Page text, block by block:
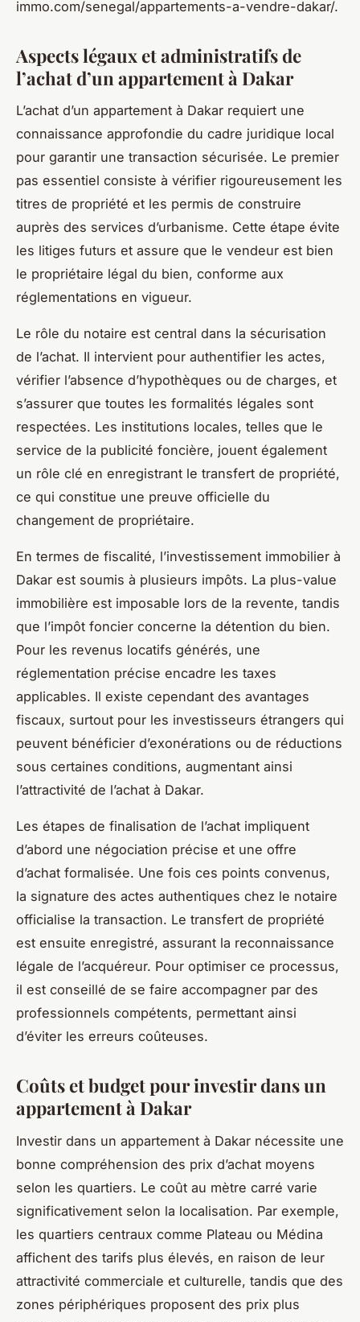
immo.com/senegal/appartements-a-vendre-dakar/.
Aspects légaux et administratifs de
l’achat d’un appartement à Dakar
L’achat d’un appartement à Dakar requiert une
connaissance approfondie du cadre juridique local
pour garantir une transaction sécurisée. Le premier
pas essentiel consiste à vérifier rigoureusement les
titres de propriété et les permis de construire
auprès des services d’urbanisme. Cette étape évite
les litiges futurs et assure que le vendeur est bien
le propriétaire légal du bien, conforme aux
réglementations en vigueur.
Le rôle du notaire est central dans la sécurisation
de l’achat. Il intervient pour authentifier les actes,
vérifier l’absence d’hypothèques ou de charges, et
s’assurer que toutes les formalités légales sont
respectées. Les institutions locales, telles que le
service de la publicité foncière, jouent également
un rôle clé en enregistrant le transfert de propriété,
ce qui constitue une preuve officielle du
changement de propriétaire.
En termes de fiscalité, l’investissement immobilier à
Dakar est soumis à plusieurs impôts. La plus-value
immobilière est imposable lors de la revente, tandis
que l’impôt foncier concerne la détention du bien.
Pour les revenus locatifs générés, une
réglementation précise encadre les taxes
applicables. Il existe cependant des avantages
fiscaux, surtout pour les investisseurs étrangers qui
peuvent bénéficier d’exonérations ou de réductions
sous certaines conditions, augmentant ainsi
l’attractivité de l’achat à Dakar.
Les étapes de finalisation de l’achat impliquent
d’abord une négociation précise et une offre
d’achat formalisée. Une fois ces points convenus,
la signature des actes authentiques chez le notaire
officialise la transaction. Le transfert de propriété
est ensuite enregistré, assurant la reconnaissance
légale de l’acquéreur. Pour optimiser ce processus,
il est conseillé de se faire accompagner par des
professionnels compétents, permettant ainsi
d’éviter les erreurs coûteuses.
Coûts et budget pour investir dans un
appartement à Dakar
Investir dans un appartement à Dakar nécessite une
bonne compréhension des prix d’achat moyens
selon les quartiers. Le coût au mètre carré varie
significativement selon la localisation. Par exemple,
les quartiers centraux comme Plateau ou Médina
affichent des tarifs plus élevés, en raison de leur
attractivité commerciale et culturelle, tandis que des
zones périphériques proposent des prix plus